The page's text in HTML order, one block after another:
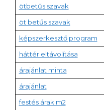
ötbetűs szavak
öt betűs szavak
képszerkesztő program
háttér eltávolítása
árajánlat minta
árajánlat
festés árak m2